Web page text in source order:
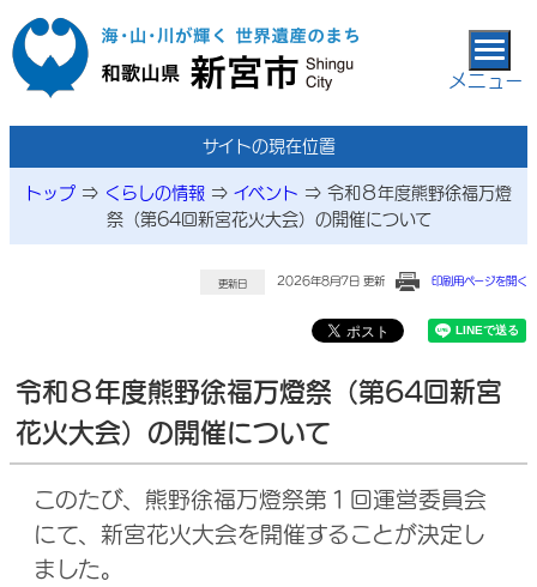
本文へ移動
メニュー
サイトの現在位置
トップ ⇒ くらしの情報 ⇒ イベント ⇒ 令和８年度熊野徐福万燈
祭（第64回新宮花火大会）の開催について
更新日 2026年8月7日 更新 印刷用ページを開く
令和８年度熊野徐福万燈祭（第64回新宮
花火大会）の開催について
このたび、熊野徐福万燈祭第１回運営委員会
にて、新宮花火大会を開催することが決定し
ました。